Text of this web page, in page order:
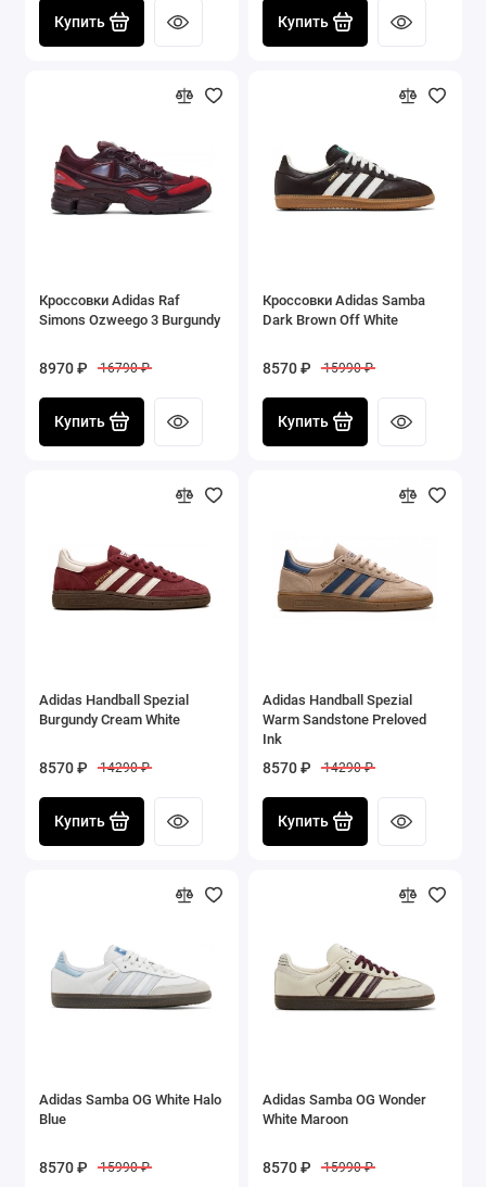
Купить Купить
Кроссовки Adidas Raf
Simons Ozweego 3 Burgundy
8970 ₽ 16790 ₽
Купить
Кроссовки Adidas Samba
Dark Brown Off White
8570 ₽ 15990 ₽
Купить
Adidas Handball Spezial
Burgundy Cream White
8570 ₽ 14290 ₽
Купить
Adidas Handball Spezial
Warm Sandstone Preloved
Ink
8570 ₽ 14290 ₽
Купить
Adidas Samba OG White Halo
Blue
8570 ₽ 15990 ₽
Adidas Samba OG Wonder
White Maroon
8570 ₽ 15990 ₽